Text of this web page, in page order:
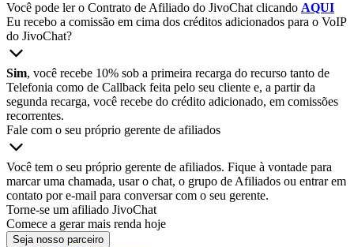
Você pode ler o Contrato de Afiliado do JivoChat clicando AQUI
Eu recebo a comissão em cima dos créditos adicionados para o VoIP
do JivoChat?
Sim, você recebe 10% sob a primeira recarga do recurso tanto de
Telefonia como de Callback feita pelo seu cliente e, a partir da
segunda recarga, você recebe do crédito adicionado, em comissões
recorrentes.
Fale com o seu próprio gerente de afiliados
Você tem o seu próprio gerente de afiliados. Fique à vontade para
marcar uma chamada, usar o chat, o grupo de Afiliados ou entrar em
contato por e-mail para conversar com o seu gerente.
Torne-se um afiliado JivoChat
Comece a gerar mais renda hoje
Seja nosso parceiro